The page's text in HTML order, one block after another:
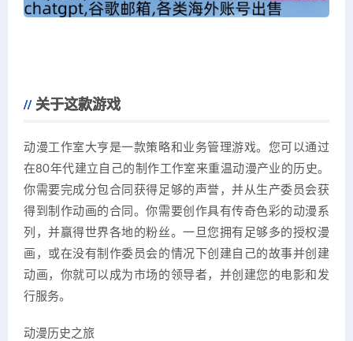
关于这款游戏
动漫工作室大亨是一款策略和业务管理游戏。您可以通过
在80年代建立自己的制作工作室来重温动漫产业的历史。
你需要完成分包合同获得足够的声誉，并从生产委员会获
得到制作动画的合同。你需要创作具有传奇色彩的动漫系
列，并赢得世界各地的粉丝。一旦您拥有足够多的授权漫
画，或在没有制作委员会的情况下创建自己的故事并创建
动画，你就可以成为市场的领导者，并创建您的电影和发
行服务。
动漫历史之旅